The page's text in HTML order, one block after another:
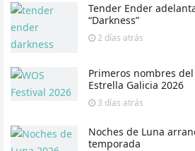
Tender Ender
“Darkness”
2 días atrás
Primeros nombres del
Estrella Galicia 2026
3 días atrás
Noches de Luna
temporada